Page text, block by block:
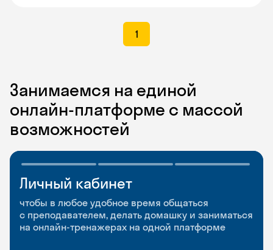
1
Занимаемся на единой
онлайн-платформе с массой
возможностей
Личный кабинет
чтобы в любое удобное время общаться
с преподавателем, делать домашку и заниматься
на онлайн-тренажерах на одной платформе
Мобильное
приложение
чтобы заниматься и изучать новые слова где
и когда удобно
Разговорные клубы
и Talks
Групповые занятия для разговорной практики
и индивидуальные встречи с преподавателями